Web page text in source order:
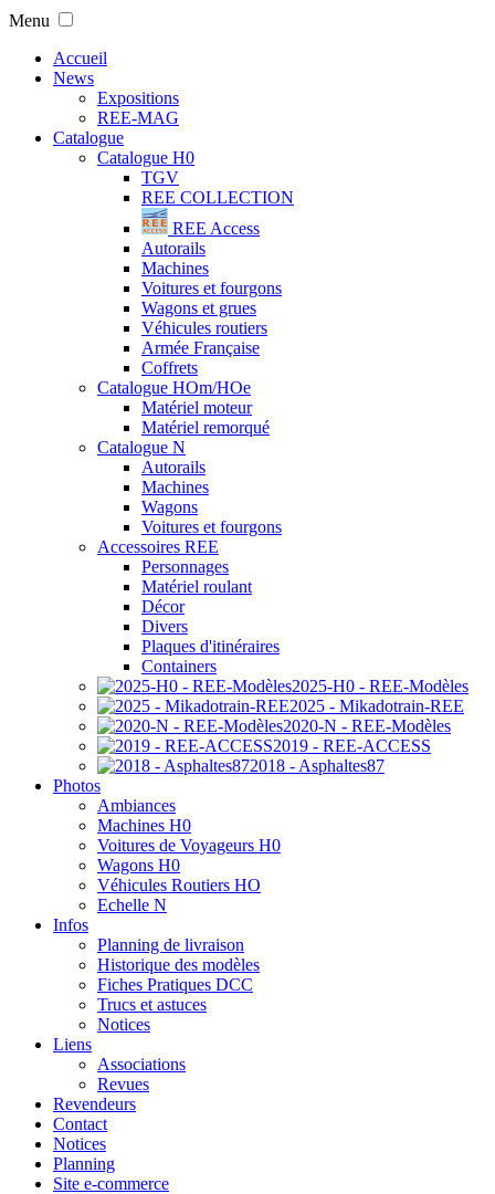
Menu
Accueil
News
Expositions
REE-MAG
Catalogue
Catalogue H0
TGV
REE COLLECTION
REE Access
Autorails
Machines
Voitures et fourgons
Wagons et grues
Véhicules routiers
Armée Française
Coffrets
Catalogue HOm/HOe
Matériel moteur
Matériel remorqué
Catalogue N
Autorails
Machines
Wagons
Voitures et fourgons
Accessoires REE
Personnages
Matériel roulant
Décor
Divers
Plaques d'itinéraires
Containers
2025-H0 - REE-Modèles
2025 - Mikadotrain-REE
2020-N - REE-Modèles
2019 - REE-ACCESS
2018 - Asphaltes87
Photos
Ambiances
Machines H0
Voitures de Voyageurs H0
Wagons H0
Véhicules Routiers HO
Echelle N
Infos
Planning de livraison
Historique des modèles
Fiches Pratiques DCC
Trucs et astuces
Notices
Liens
Associations
Revues
Revendeurs
Contact
Notices
Planning
Site e-commerce